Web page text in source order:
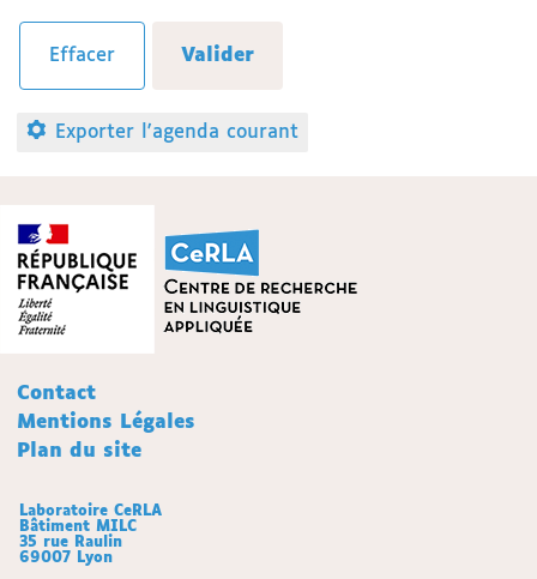
Exporter l'agenda courant
Contact
Mentions Légales
Plan du site
Laboratoire CeRLA
Bâtiment MILC
35 rue Raulin
69007 Lyon